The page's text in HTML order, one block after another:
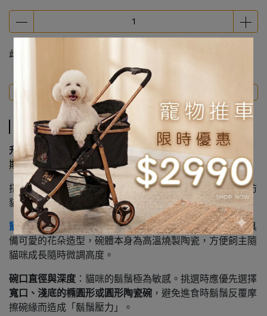
此商品 「 最高 」可以折抵紅利
商品介紹 規格說明
商品介紹
升降陶瓷貓碗
能自由調整高度與傾斜角度，解決貓咪因長
期低頭進食導致的
頸椎疲勞與嘔吐問題。
搭配陶瓷材質 更具備不易刮傷、不藏細菌、不留異味與預防
貓粉刺的健康優勢。
寵物升降花朵碗：採用一體式旋轉或插銷升降設計，外觀具
備可愛的花朵造型，碗體本身為高溫燒製陶瓷，方便飼主隨
貓咪成長隨時微調高度。
碗口直徑與深度 ：貓咪的鬍鬚極為敏感。挑選時應優先選擇
寬口、淺底的橢圓形或圓形陶瓷碗 ，避免進食時鬍鬚反覆摩
擦碗緣而造成「鬍鬚壓力」。